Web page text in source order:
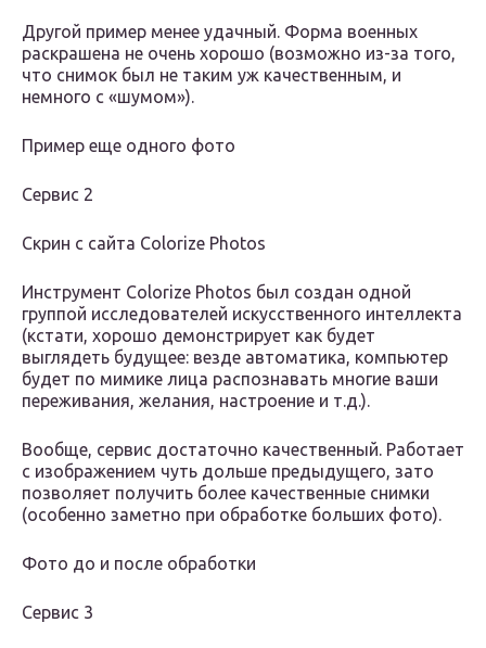
Другой пример менее удачный. Форма военных
раскрашена не очень хорошо (возможно из-за того,
что снимок был не таким уж качественным, и
немного с «шумом»).
Пример еще одного фото
Сервис 2
Скрин с сайта Colorize Photos
Инструмент Colorize Photos был создан одной
группой исследователей искусственного интеллекта
(кстати, хорошо демонстрирует как будет
выглядеть будущее: везде автоматика, компьютер
будет по мимике лица распознавать многие ваши
переживания, желания, настроение и т.д.).
Вообще, сервис достаточно качественный. Работает
с изображением чуть дольше предыдущего, зато
позволяет получить более качественные снимки
(особенно заметно при обработке больших фото).
Фото до и после обработки
Сервис 3